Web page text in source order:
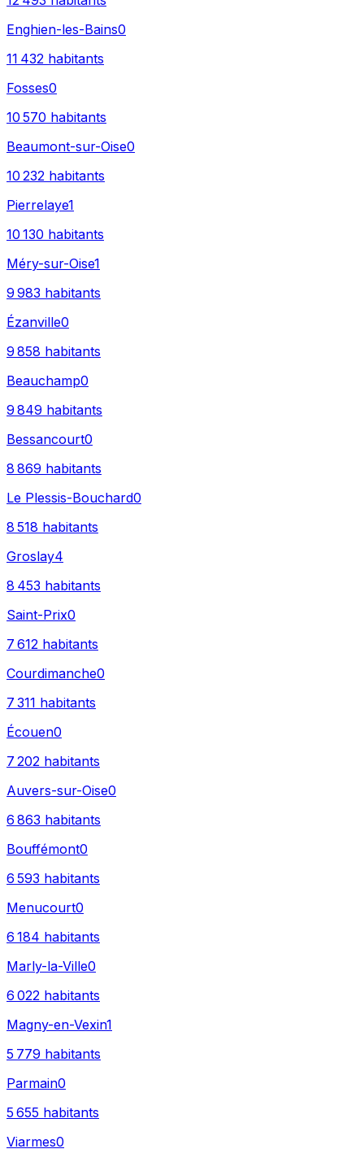
Enghien-les-Bains0
11 432 habitants
Fosses0
10 570 habitants
Beaumont-sur-Oise0
10 232 habitants
Pierrelaye1
10 130 habitants
Méry-sur-Oise1
9 983 habitants
Ézanville0
9 858 habitants
Beauchamp0
9 849 habitants
Bessancourt0
8 869 habitants
Le Plessis-Bouchard0
8 518 habitants
Groslay4
8 453 habitants
Saint-Prix0
7 612 habitants
Courdimanche0
7 311 habitants
Écouen0
7 202 habitants
Auvers-sur-Oise0
6 863 habitants
Bouffémont0
6 593 habitants
Menucourt0
6 184 habitants
Marly-la-Ville0
6 022 habitants
Magny-en-Vexin1
5 779 habitants
Parmain0
5 655 habitants
Viarmes0